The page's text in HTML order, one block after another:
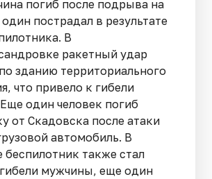
погиб после подрыва на
пострадал в результате
В
ракетный удар
зданию территориального
что привело к гибели
один человек погиб
от Скадовска после атаки
автомобиль. В
беспилотник также стал
мужчины, еще один